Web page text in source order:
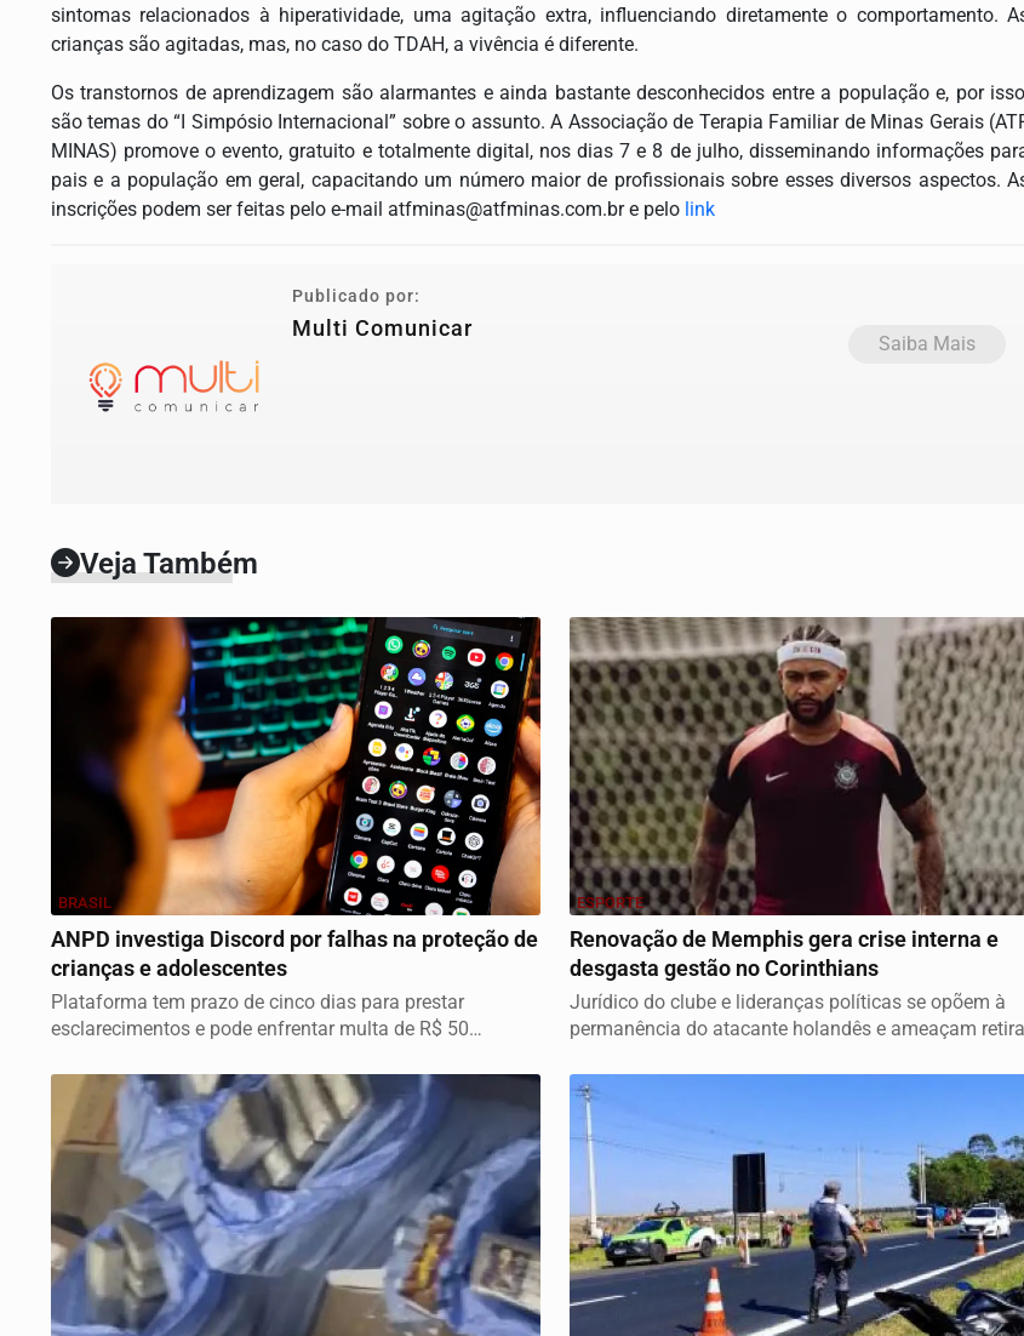
sintomas relacionados à hiperatividade, uma agitação extra, influenciando diretamente o comportamento.
crianças são agitadas, mas, no caso do TDAH, a vivência é diferente.
Os transtornos de aprendizagem são alarmantes e ainda bastante desconhecidos entre a população e, por
são temas do “I Simpósio Internacional” sobre o assunto. A Associação de Terapia Familiar de Minas Gerais
MINAS) promove o evento, gratuito e totalmente digital, nos dias 7 e 8 de julho, disseminando informações
pais e a população em geral, capacitando um número maior de profissionais sobre esses diversos aspectos.
inscrições podem ser feitas pelo e-mail atfminas@atfminas.com.bre pelo link
Publicado por:
Multi Comunicar
Saiba Mais
Veja Também
BRASIL
ANPD investiga Discord por falhas na proteção de
crianças e adolescentes
Plataforma tem prazo de cinco dias para prestar
esclarecimentos e pode enfrentar multa de R$ 50
ESPORTE
Renovação de Memphis gera crise interna e
desgasta gestão no Corinthians
Jurídico do clube e lideranças políticas se opõem à
permanência do atacante holandês e ameaçam